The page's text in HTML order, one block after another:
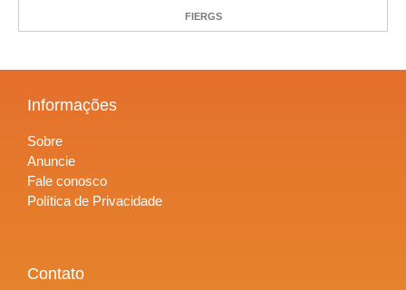
FIERGS
Informações
Sobre
Anuncie
Fale conosco
Política de Privacidade
Contato